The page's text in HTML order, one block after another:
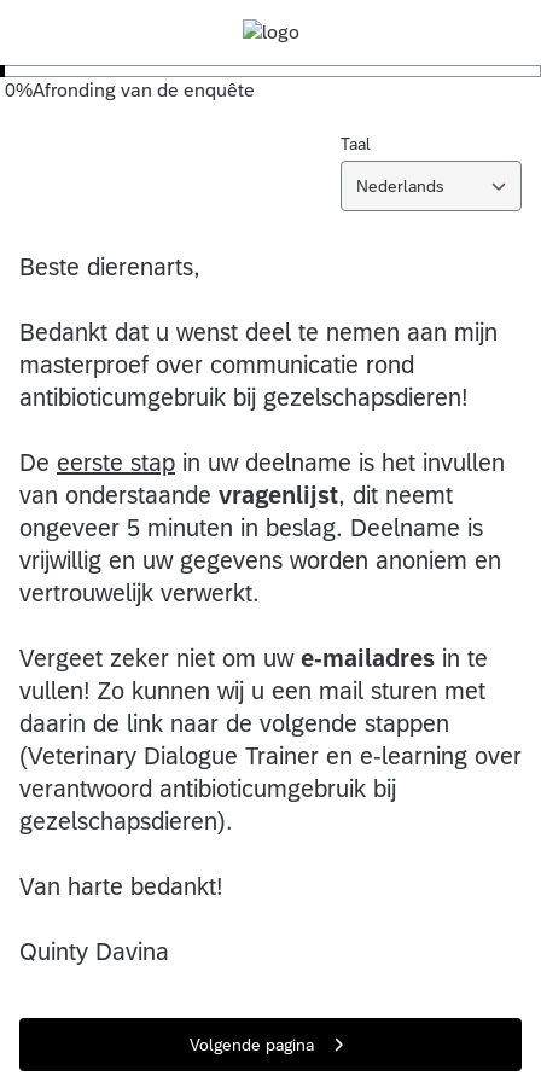
0%Afronding van de enquête
Taal
Nederlands
Beste dierenarts,
Bedankt dat u wenst deel te nemen aan mijn
masterproef over communicatie rond
antibioticumgebruik bij gezelschapsdieren!
De eerste stap in uw deelname is het invullen
van onderstaande vragenlijst, dit neemt
ongeveer 5 minuten in beslag. Deelname is
vrijwillig en uw gegevens worden anoniem en
vertrouwelijk verwerkt.
Vergeet zeker niet om uwe-mailadres in te
vullen! Zo kunnen wij u een mail sturen met
daarin de link naar de volgende stappen
(Veterinary Dialogue Trainer en e-learning over
verantwoord antibioticumgebruik bij
gezelschapsdieren).
Van harte bedankt!
Quinty Davina
Volgende pagina